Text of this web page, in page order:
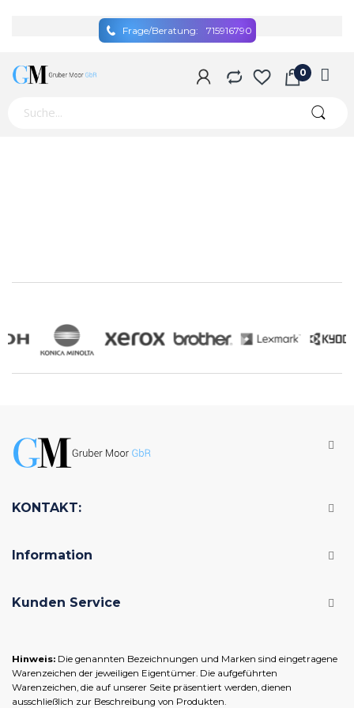
Frage/Beratung: 715916790
KONTAKT:
Information
Kunden Service
Hinweis: Die genannten Bezeichnungen und Marken sind eingetragene
Warenzeichen der jeweiligen Eigentümer. Die aufgeführten
Warenzeichen, die auf unserer Seite präsentiert werden, dienen
ausschließlich zur Beschreibung von Produkten.